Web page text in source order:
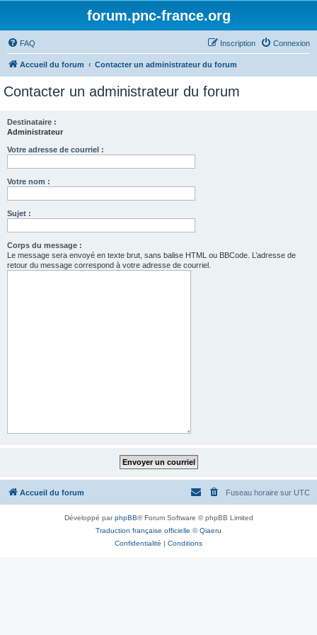
forum.pnc-france.org
FAQ Connexion
Inscription
Accueil du forum Contacter un administrateur du forum
Contacter un administrateur du forum
Destinataire :
Administrateur
Votre adresse de courriel :
Votre nom :
Sujet :
Corps du message :
Le message sera envoyé en texte brut, sans balise HTML ou BBCode. L’adresse de
retour du message correspond à votre adresse de courriel.
Accueil du forum Fuseau horaire sur UTC
Développé parphpBB® Forum Software © phpBB Limited
Traduction française officielle ©Qiaeru
Confidentialité | Conditions